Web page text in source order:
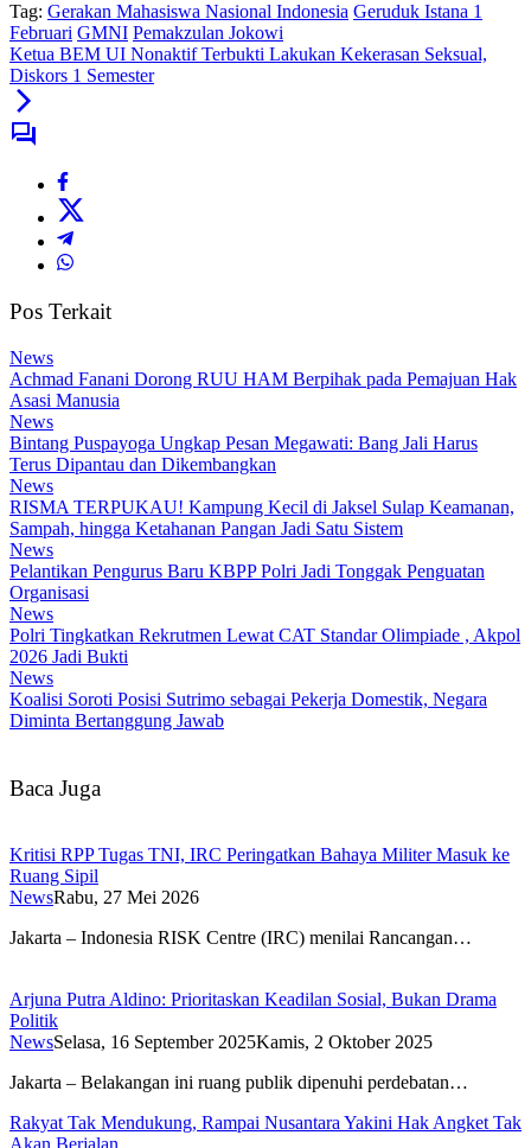
Tag: Gerakan Mahasiswa Nasional Indonesia Geruduk Istana 1
Februari GMNI Pemakzulan Jokowi
Ketua BEM UI Nonaktif Terbukti Lakukan Kekerasan Seksual,
Diskors 1 Semester
Pos Terkait
News
Achmad Fanani Dorong RUU HAM Berpihak pada Pemajuan Hak
Asasi Manusia
News
Bintang Puspayoga Ungkap Pesan Megawati: Bang Jali Harus
Terus Dipantau dan Dikembangkan
News
RISMA TERPUKAU! Kampung Kecil di Jaksel Sulap Keamanan,
Sampah, hingga Ketahanan Pangan Jadi Satu Sistem
News
Pelantikan Pengurus Baru KBPP Polri Jadi Tonggak Penguatan
Organisasi
News
Polri Tingkatkan Rekrutmen Lewat CAT Standar Olimpiade , Akpol
2026 Jadi Bukti
News
Koalisi Soroti Posisi Sutrimo sebagai Pekerja Domestik, Negara
Diminta Bertanggung Jawab
Baca Juga
Kritisi RPP Tugas TNI, IRC Peringatkan Bahaya Militer Masuk ke
Ruang Sipil
NewsRabu, 27 Mei 2026
Jakarta – Indonesia RISK Centre (IRC) menilai Rancangan…
Arjuna Putra Aldino: Prioritaskan Keadilan Sosial, Bukan Drama
Politik
NewsSelasa, 16 September 2025Kamis, 2 Oktober 2025
Jakarta – Belakangan ini ruang publik dipenuhi perdebatan…
Rakyat Tak Mendukung, Rampai Nusantara Yakini Hak Angket Tak